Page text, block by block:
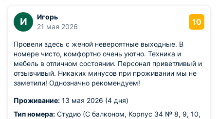
И
Игорь
21 мая 2026
10
Провели здесь с женой невероятные выходные. В
номере чисто, комфортно очень уютно. Техника и
мебель в отличном состоянии. Персонал приветливый и
отзывчивый. Никаких минусов при проживании мы не
заметили! Однозначно рекомендуем!
Проживание: 13 мая 2026 (4 дня)
Тип номера: Студио (С балконом, Корпус 34 № 8, 9, 10,